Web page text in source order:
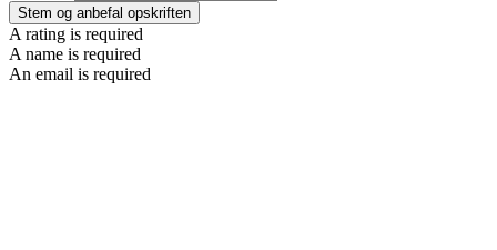
Stem og anbefal opskriften
A rating is required
A name is required
An email is required